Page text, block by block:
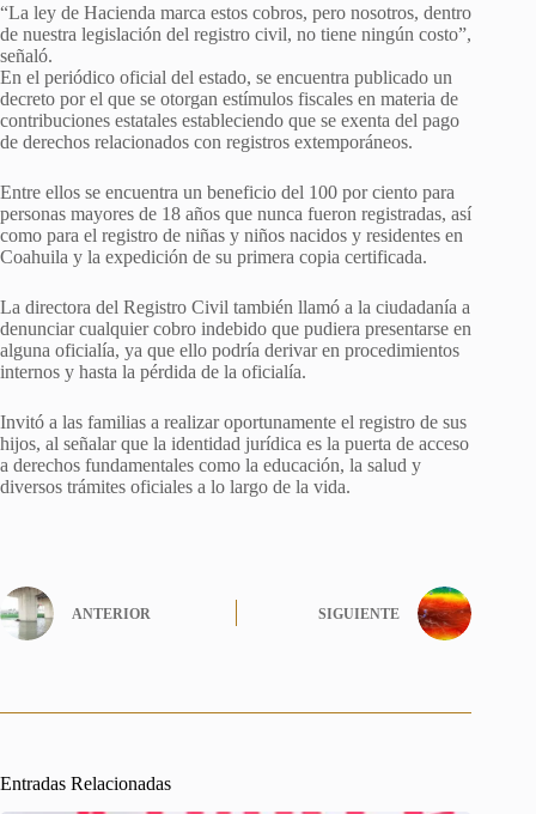
“La ley de Hacienda marca estos cobros, pero nosotros, dentro
de nuestra legislación del registro civil, no tiene ningún costo”,
señaló.
En el periódico oficial del estado, se encuentra publicado un
decreto por el que se otorgan estímulos fiscales en materia de
contribuciones estatales estableciendo que se exenta del pago
de derechos relacionados con registros extemporáneos.
Entre ellos se encuentra un beneficio del 100 por ciento para
personas mayores de 18 años que nunca fueron registradas, así
como para el registro de niñas y niños nacidos y residentes en
Coahuila y la expedición de su primera copia certificada.
La directora del Registro Civil también llamó a la ciudadanía a
denunciar cualquier cobro indebido que pudiera presentarse en
alguna oficialía, ya que ello podría derivar en procedimientos
internos y hasta la pérdida de la oficialía.
Invitó a las familias a realizar oportunamente el registro de sus
hijos, al señalar que la identidad jurídica es la puerta de acceso
a derechos fundamentales como la educación, la salud y
diversos trámites oficiales a lo largo de la vida.
ANTERIOR SIGUIENTE
Entradas Relacionadas